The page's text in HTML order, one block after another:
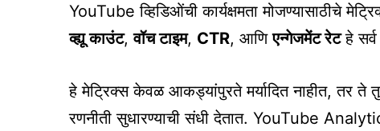
YouTube व्हिडिओंची कार्यक्षमता मोजण्यासाठीचे
व्ह्यू काउंट,वॉच टाइम, CTR, आणिएन्गेजमेंट रेटहे सर्व
हे मेट्रिक्स केवळ आकड्यांपुरते मर्यादित नाहीत, तर ते
रणनीती सुधारण्याची संधी देतात. YouTube